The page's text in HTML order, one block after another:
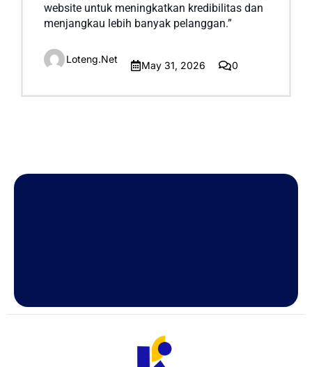
website untuk meningkatkan kredibilitas dan
menjangkau lebih banyak pelanggan.”
Loteng.net
May 31, 2026 0